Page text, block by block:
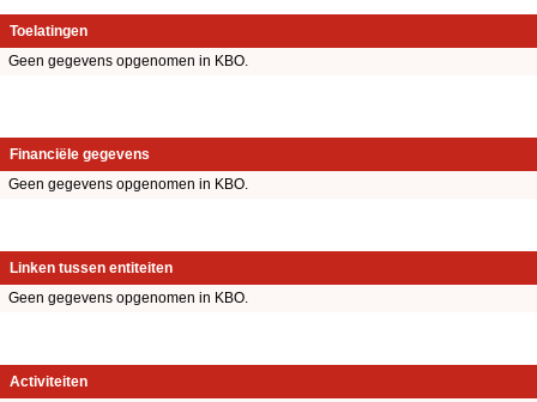
Toelatingen
Geen gegevens opgenomen in KBO.
Financiële gegevens
Geen gegevens opgenomen in KBO.
Linken tussen entiteiten
Geen gegevens opgenomen in KBO.
Activiteiten